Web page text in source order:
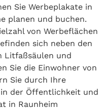
Sie Werbeplakate in
planen und buchen.
von Werbeflächen
sich neben den
Litfaßsäulen und
Sie die Einwohner von
Sie durch Ihre
der Öffentlichkeit und
in Raunheim